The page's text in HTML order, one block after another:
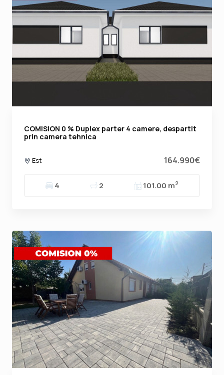
COMISION 0 % Duplex parter 4 camere, despartit
prin camera tehnica
Est 164.990€
4 2 101.00 m2